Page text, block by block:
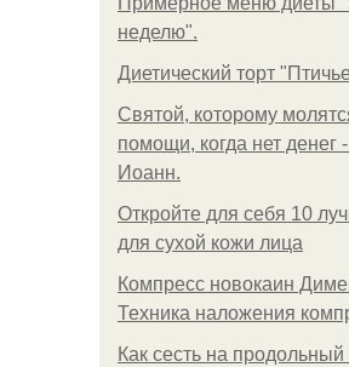
неделю".
Диетический торт
Святой, которому
помощи, когда нет денег
Иоанн.
Откройте для себя 10
для сухой кожи лица
Компресс новокаин
Техника наложения
Как сесть на продольный